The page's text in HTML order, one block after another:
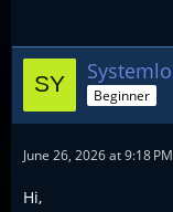
Beginner
June 26, 2026 at 9:18 PM
Hi,